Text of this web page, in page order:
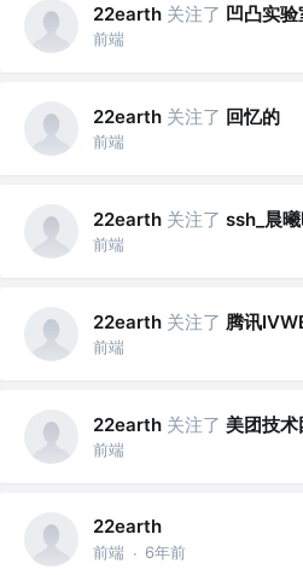
22earth 关注了 凹凸实验
前端
22earth 关注了 回忆的
前端
22earth 关注了 ssh_晨
前端
22earth 关注了 腾讯
前端
22earth 关注了 美团技术
前端
22earth
前端 · 6年前